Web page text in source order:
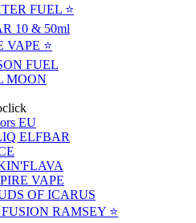
FUEL ⭐️
10 & 50ml
VAPE ⭐️
FUEL
MOON
EU
ELFBAR
VAPE
OF ICARUS
RAMSEY ⭐️